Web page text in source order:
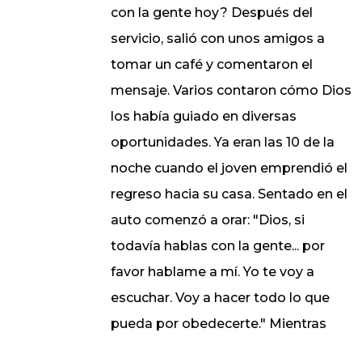
con la gente hoy? Después del
servicio, salió con unos amigos a
tomar un café y comentaron el
mensaje. Varios contaron cómo Dios
los había guiado en diversas
oportunidades. Ya eran las 10 de la
noche cuando el joven emprendió el
regreso hacia su casa. Sentado en el
auto comenzó a orar: "Dios, si
todavía hablas con la gente... por
favor hablame a mí. Yo te voy a
escuchar. Voy a hacer todo lo que
pueda por obedecerte." Mientras